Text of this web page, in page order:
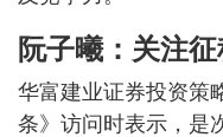
阮子曦：关注
华富建业证券投资策
条》访问时表示，是